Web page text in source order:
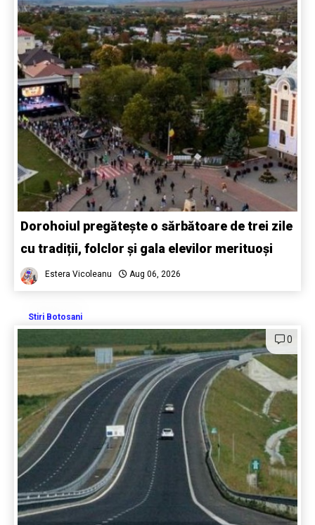
Dorohoiul pregătește o sărbătoare de trei zile
cu tradiții, folclor și gala elevilor merituoși
Estera Vicoleanu Aug 06, 2026
Stiri Botosani
0